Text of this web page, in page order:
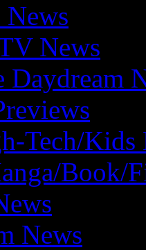
News
News
Daydream
Tech/Kids
Book/
News